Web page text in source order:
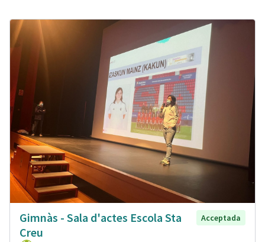
Gimnàs - Sala d'actes Escola Sta
Creu
Acceptada